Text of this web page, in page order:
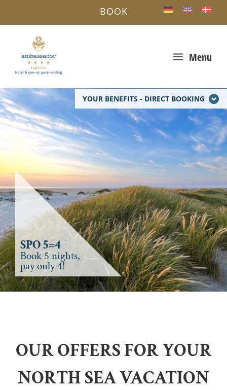
YOUR BENEFITS - DIRECT BOOKING
a Menu
BOOK
SPO 5=4
Book 5 nights,
pay only 4!
OUR OFFERS FOR YOUR
NORTH SEA VACATION